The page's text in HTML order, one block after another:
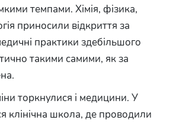
темпами. Хімія, фізика,
приносили відкриття за
практики здебільшого
такими самими, як за
торкнулися і медицини. У
клінічна школа, де проводили